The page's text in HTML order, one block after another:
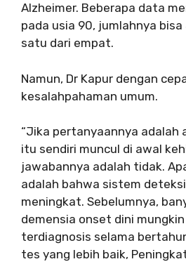
Alzheimer. Beberapa data
pada usia 90, jumlahnya
satu dari empat.
Namun, Dr Kapur dengan
kesalahpahaman umum.
“Jika pertanyaannya adalah
itu sendiri muncul di awal
jawabannya adalah tidak.
adalah bahwa sistem
meningkat. Sebelumnya,
demensia onset dini
terdiagnosis selama
tes yang lebih baik,